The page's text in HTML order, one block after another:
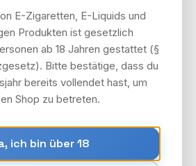
E-Zigaretten, E-Liquids und
Produkten ist gesetzlich
ab 18 Jahren gestattet (§
Bitte bestätige, dass du
bereits vollendet hast, um
Shop zu betreten.
ich bin über 18